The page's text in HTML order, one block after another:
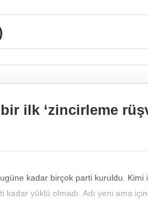
ilk ‘zincirleme
kadar birçok parti kuruldu.
kadar yüklü olmadı. Adı yeni ama